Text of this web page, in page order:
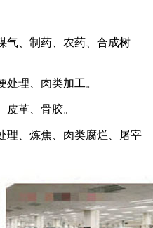
气、制药、农药、合成树
理、肉类加工。
革、骨胶。
理、炼焦、肉类腐烂、屠宰